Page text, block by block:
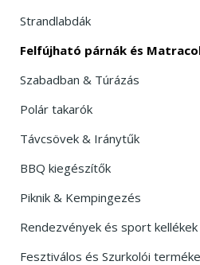
Strandlabdák
Felfújható párnák és
Szabadban & Túrázás
Polár takarók
Távcsövek & Iránytűk
BBQ kiegészítők
Piknik & Kempingezés
Rendezvények és sport kellékek
Fesztiválos és Szurkolói